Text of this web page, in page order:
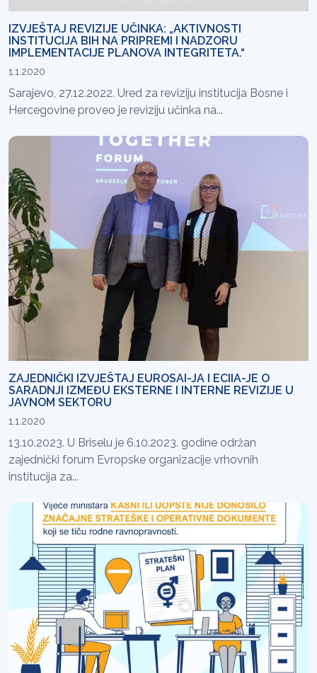
IZVJEŠTAJ REVIZIJE UČINKA: „AKTIVNOSTI
INSTITUCIJA BIH NA PRIPREMI I NADZORU
IMPLEMENTACIJE PLANOVA INTEGRITETA.“
1.1.2020
Sarajevo, 27.12.2022. Ured za reviziju institucija Bosne i
Hercegovine proveo je reviziju učinka na...
ZAJEDNIČKI IZVJEŠTAJ EUROSAI-JA I ECIIA-JE O
SARADNJI IZMEĐU EKSTERNE I INTERNE REVIZIJE U
JAVNOM SEKTORU
1.1.2020
13.10.2023. U Briselu je 6.10.2023. godine održan
zajednički forum Evropske organizacije vrhovnih
institucija za...